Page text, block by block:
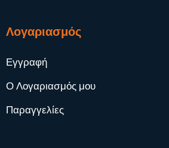
Λογαριασμός
Εγγραφή
Ο Λογαριασμός μου
Παραγγελίες